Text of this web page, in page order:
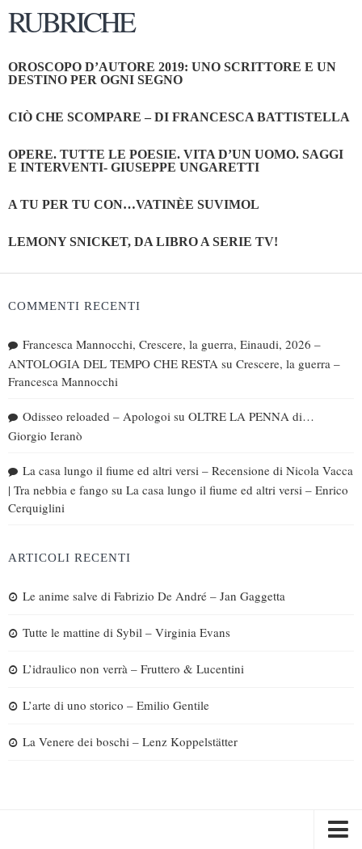
RUBRICHE
OROSCOPO D’AUTORE 2019: UNO SCRITTORE E UN
DESTINO PER OGNI SEGNO
CIÒ CHE SCOMPARE – DI FRANCESCA BATTISTELLA
OPERE. TUTTE LE POESIE. VITA D’UN UOMO. SAGGI
E INTERVENTI- GIUSEPPE UNGARETTI
A TU PER TU CON…VATINÈE SUVIMOL
LEMONY SNICKET, DA LIBRO A SERIE TV!
COMMENTI RECENTI
Francesca Mannocchi, Crescere, la guerra, Einaudi, 2026 –
ANTOLOGIA DEL TEMPO CHE RESTA su Crescere, la guerra –
Francesca Mannocchi
Odisseo reloaded – Apologoi su OLTRE LA PENNA di…
Giorgio Ieranò
La casa lungo il fiume ed altri versi – Recensione di Nicola Vacca
| Tra nebbia e fango su La casa lungo il fiume ed altri versi – Enrico
Cerquiglini
ARTICOLI RECENTI
Le anime salve di Fabrizio De André – Jan Gaggetta
Tutte le mattine di Sybil – Virginia Evans
L’idraulico non verrà – Fruttero & Lucentini
L’arte di uno storico – Emilio Gentile
La Venere dei boschi – Lenz Koppelstätter